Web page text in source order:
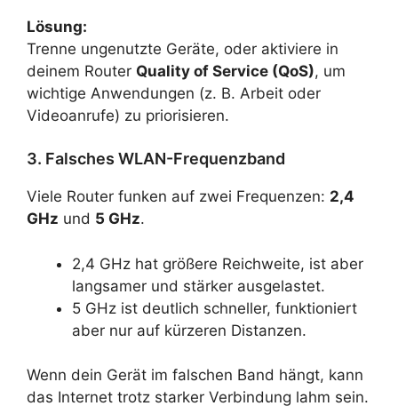
Lösung:
Trenne ungenutzte Geräte, oder aktiviere in
deinem Router Quality of Service (QoS), um
wichtige Anwendungen (z. B. Arbeit oder
Videoanrufe) zu priorisieren.
3. Falsches WLAN-Frequenzband
Viele Router funken auf zwei Frequenzen: 2,4
GHz und 5 GHz.
2,4 GHz hat größere Reichweite, ist aber
langsamer und stärker ausgelastet.
5 GHz ist deutlich schneller, funktioniert
aber nur auf kürzeren Distanzen.
Wenn dein Gerät im falschen Band hängt, kann
das Internet trotz starker Verbindung lahm sein.